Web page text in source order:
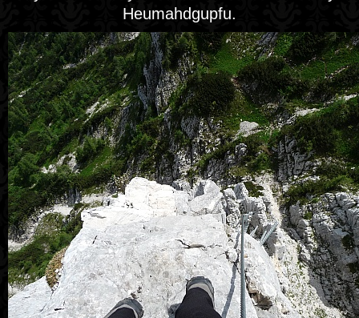
Heumahdgupfu.